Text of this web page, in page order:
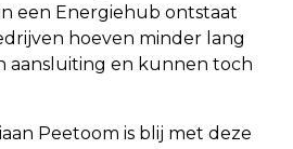
een Energiehub ontstaat
hoeven minder lang
aansluiting en kunnen toch
Peetoom is blij met deze